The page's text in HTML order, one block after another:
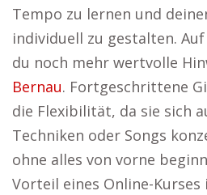
Tempo zu lernen und
individuell zu gestalten.
du noch mehr wertvolle
Bernau. Fortgeschrittene
die Flexibilität, da sie sich
Techniken oder Songs
ohne alles von vorne
Vorteil eines Online-